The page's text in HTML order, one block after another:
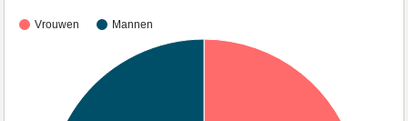
Vrouwen Mannen